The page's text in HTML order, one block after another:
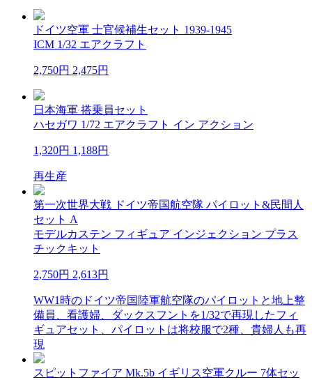
ドイツ空軍 士官候補生セット 1939-1945
ICM 1/32 エアクラフト
2,750円 2,475円
日本海軍 搭乗員セット
ハセガワ 1/72 エアクラフト イン アクション
1,320円 1,188円
再生産
第一次世界大戦 ドイツ帝国航空隊 パイロット&民間人
セット A
モデルカステン フィギュア インジェクション プラス
チックキット
2,750円 2,613円
WW1時のドイツ帝国陸軍航空隊のパイロットと地上整
備員、看護婦、ダックスフントを1/32で再現したフィ
ギュアセット、パイロットは将校服で2種、貴婦人も再
現
スピットファイア Mk.5b イギリス空軍クルー 7体セッ